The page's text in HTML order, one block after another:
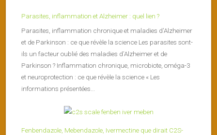
Parasites, inflammation et Alzheimer : quel lien ?
Parasites, inflammation chronique et maladies d’Alzheimer
et de Parkinson : ce que révèle la science Les parasites sont-
ils un facteur oublié des maladies d’Alzheimer et de
Parkinson ? Inflammation chronique, microbiote, oméga-3
et neuroprotection : ce que révèle la science « Les
informations présentées...
Fenbendazole, Mebendazole, Ivermectine que dirait C2S-